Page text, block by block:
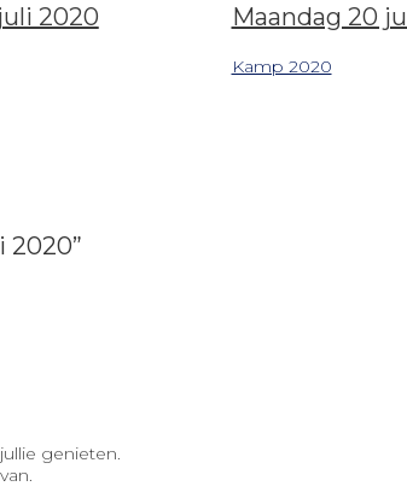
2020 Maandag 20
Kamp 2020
2020”
genieten.